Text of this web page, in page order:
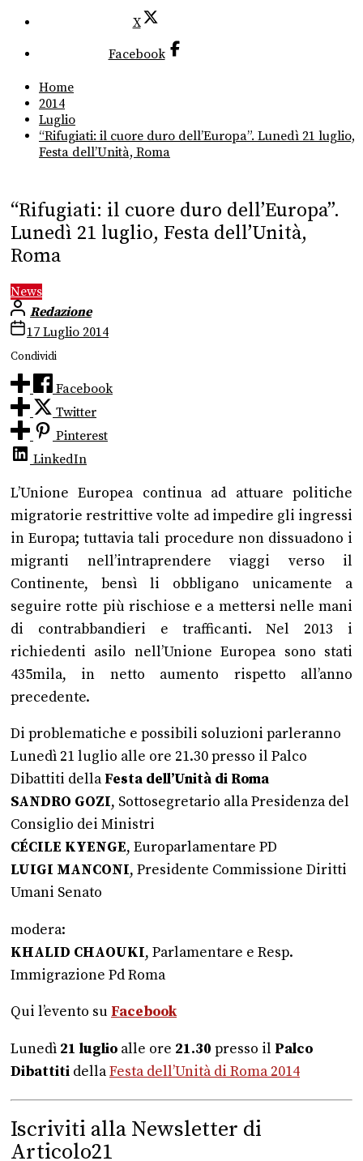
X
Facebook
Home
2014
Luglio
“Rifugiati: il cuore duro dell’Europa”. Lunedì 21 luglio,
Festa dell’Unità, Roma
“Rifugiati: il cuore duro dell’Europa”.
Lunedì 21 luglio, Festa dell’Unità,
Roma
News
Redazione
17 Luglio 2014
Condividi
Facebook
Twitter
Pinterest
LinkedIn
L’Unione Europea continua ad attuare politiche
migratorie restrittive volte ad impedire gli ingressi
in Europa; tuttavia tali procedure non dissuadono i
migranti nell’intraprendere viaggi verso il
Continente, bensì li obbligano unicamente a
seguire rotte più rischiose e a mettersi nelle mani
di contrabbandieri e trafficanti.Nel 2013 i
richiedenti asilo nell’Unione Europea sono stati
435mila, in netto aumento rispetto all’anno
precedente.
Di problematiche e possibili soluzioni parleranno
Lunedì 21 luglio alle ore 21.30 presso il Palco
Dibattiti dellaFesta dell’Unità di Roma
SANDRO GOZI, Sottosegretario alla Presidenza del
Consiglio dei Ministri
CÉCILE KYENGE, Europarlamentare PD
LUIGI MANCONI, Presidente Commissione Diritti
Umani Senato
modera:
KHALID CHAOUKI, Parlamentare e Resp.
Immigrazione Pd Roma
Qui l’evento su Facebook
Lunedì 21 luglio alle ore 21.30 presso il Palco
Dibattiti dellaFesta dell’Unità di Roma 2014
Iscriviti alla Newsletter di
Articolo21